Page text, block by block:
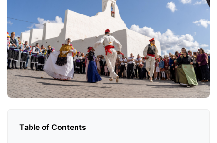
Table of Contents